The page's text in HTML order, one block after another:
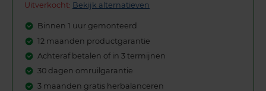
Uitverkocht: Bekijk alternatieven
Binnen 1 uur gemonteerd
12 maanden productgarantie
Achteraf betalen of in 3 termijnen
30 dagen omruilgarantie
3 maanden gratis herbalanceren